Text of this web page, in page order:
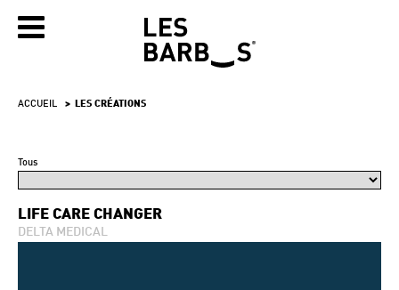
ACCUEIL LES CRÉATIONS
Tous
LIFE CARE CHANGER
DELTA MEDICAL